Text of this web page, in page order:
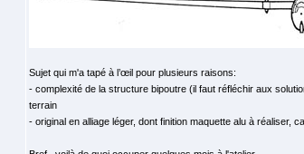
Sujet qui m'a tapé à l’œil pour plusieurs raisons:
- complexité de la structure bipoutre (il faut réfléchir aux
terrain
- original en alliage léger, dont finition maquette alu à réaliser,